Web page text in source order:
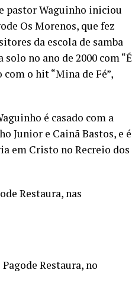
pastor Waguinho iniciou
Os Morenos, que fez
da escola de samba
no ano de 2000 com “É
o hit “Mina de Fé”,
é casado com a
Junior e Cainã Bastos, e é
em Cristo no Recreio dos
Restaura, nas
Restaura, no